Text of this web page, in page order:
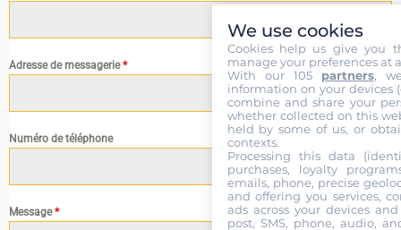
Adresse de messagerie*
Numéro de téléphone
Message*
We use cookies
Cookies help us give you
manage your preferences at
With our 105 partners,
information on your devices
combine and share your
whether collected on this
held by some of us, or
contexts.
Processing this data
purchases, loyalty
emails, phone, precise
and offering you services,
ads across your devices
post, SMS, phone, audio,